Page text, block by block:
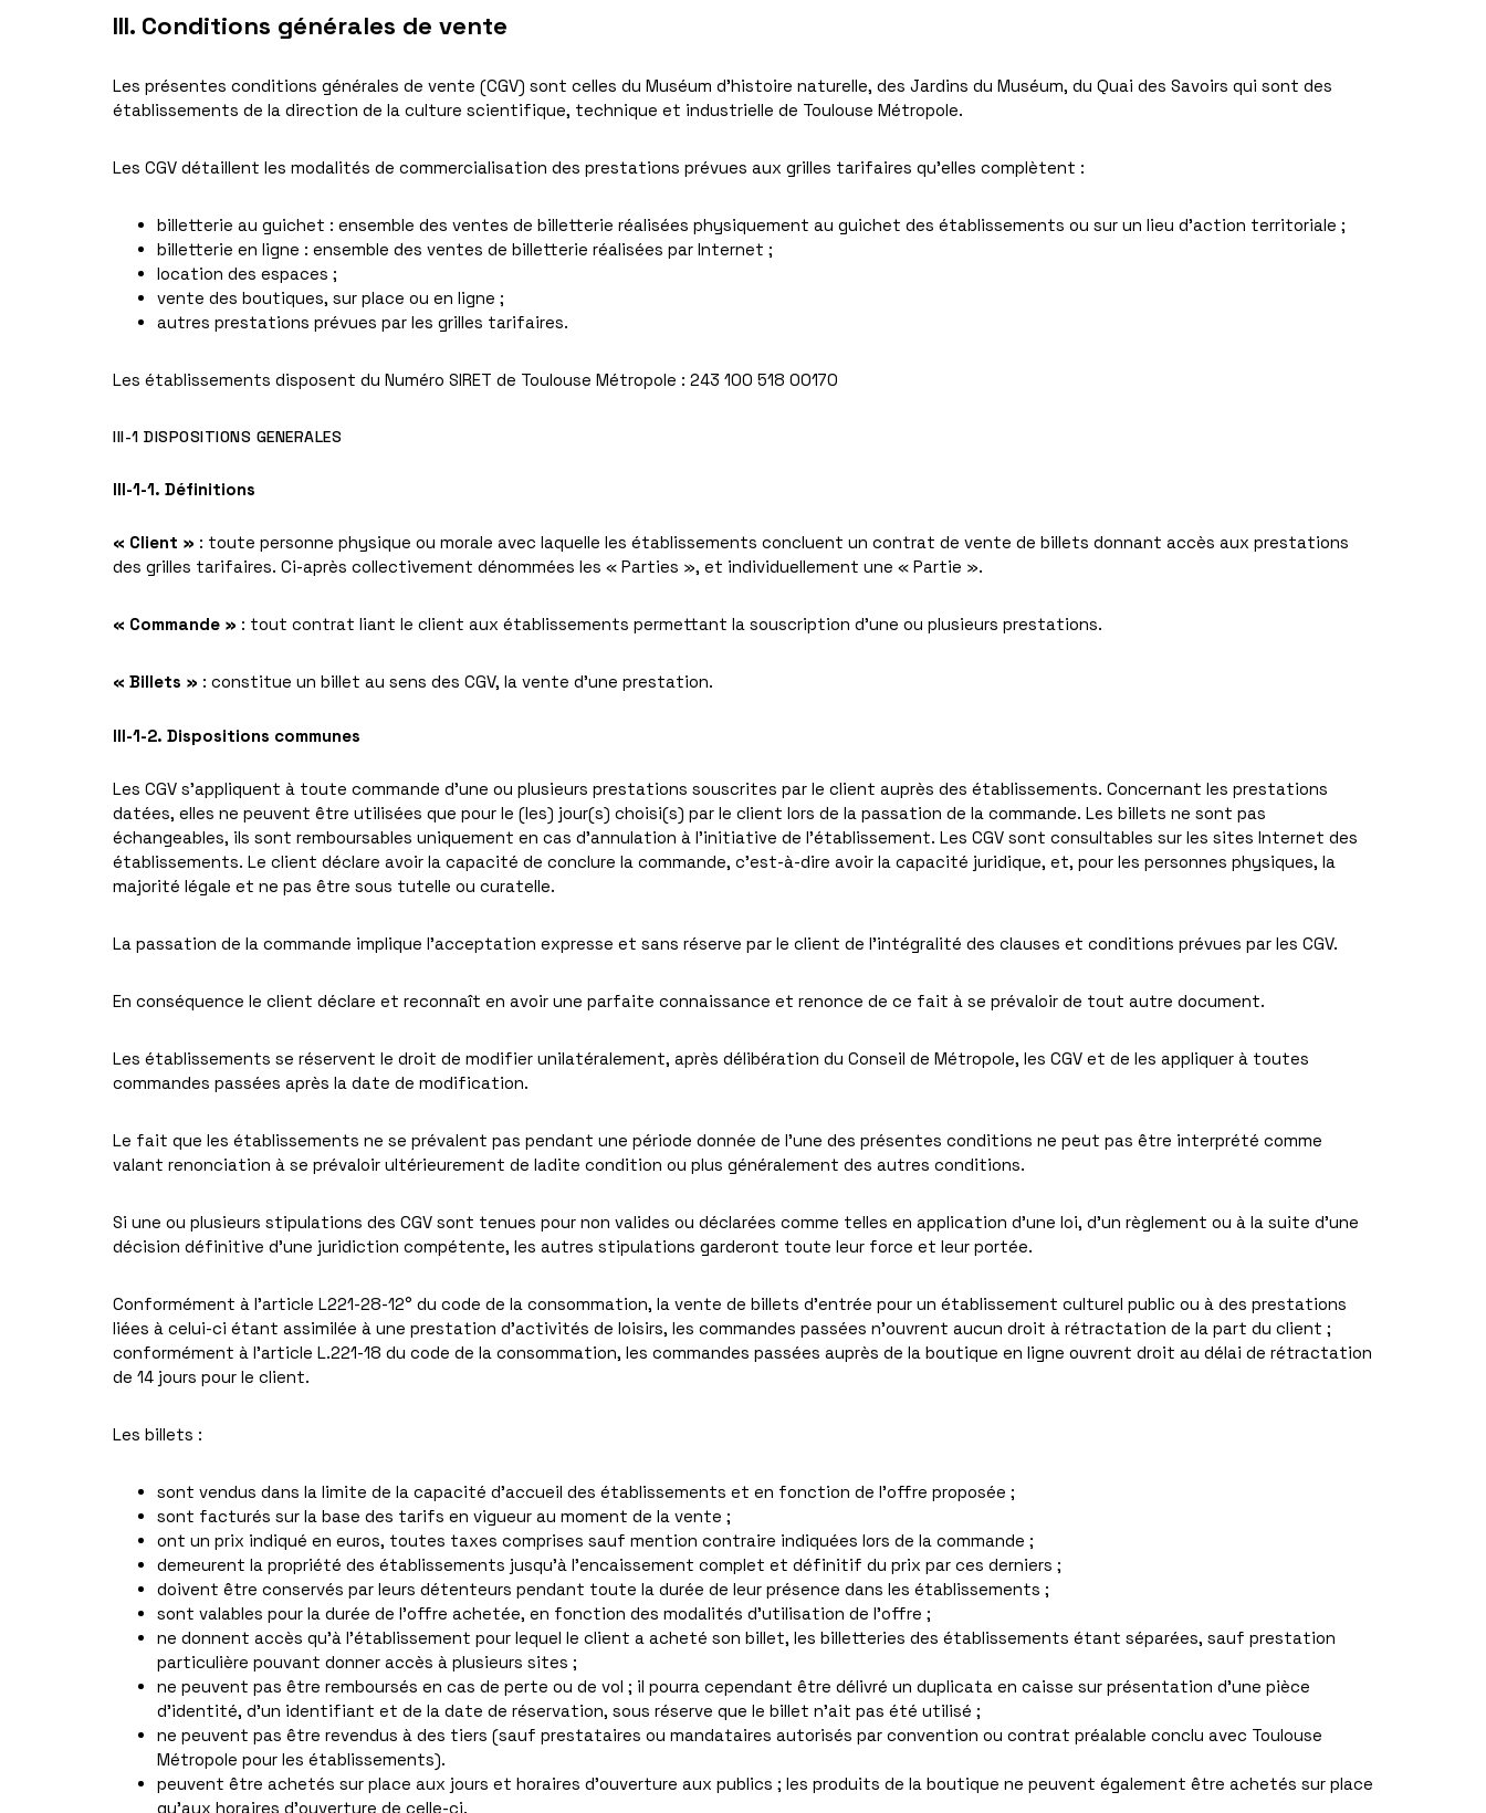
III. Conditions générales de vente
Les présentes conditions générales de vente (CGV) sont celles du Muséum d’histoire naturelle, des Jardins du Muséum, du Quai des Savoirs qui sont des
établissements de la direction de la culture scientifique, technique et industrielle de Toulouse Métropole.
Les CGV détaillent les modalités de commercialisation des prestations prévues aux grilles tarifaires qu’elles complètent :
billetterie au guichet : ensemble des ventes de billetterie réalisées physiquement au guichet des établissements ou sur un lieu d’action territoriale ;
billetterie en ligne : ensemble des ventes de billetterie réalisées par Internet ;
location des espaces ;
vente des boutiques, sur place ou en ligne ;
autres prestations prévues par les grilles tarifaires.
Les établissements disposent du Numéro SIRET de Toulouse Métropole : 243 100 518 00170
III-1 DISPOSITIONS GENERALES
III-1-1. Définitions
« Client » : toute personne physique ou morale avec laquelle les établissements concluent un contrat de vente de billets donnant accès aux prestations
des grilles tarifaires. Ci-après collectivement dénommées les « Parties », et individuellement une « Partie ».
« Commande » : tout contrat liant le client aux établissements permettant la souscription d’une ou plusieurs prestations.
« Billets » : constitue un billet au sens des CGV, la vente d’une prestation.
III-1-2. Dispositions communes
Les CGV s’appliquent à toute commande d’une ou plusieurs prestations souscrites par le client auprès des établissements. Concernant les prestations
datées, elles ne peuvent être utilisées que pour le (les) jour(s) choisi(s) par le client lors de la passation de la commande. Les billets ne sont pas
échangeables, ils sont remboursables uniquement en cas d’annulation à l’initiative de l’établissement. Les CGV sont consultables sur les sites Internet des
établissements. Le client déclare avoir la capacité de conclure la commande, c’est-à-dire avoir la capacité juridique, et, pour les personnes physiques, la
majorité légale et ne pas être sous tutelle ou curatelle.
La passation de la commande implique l’acceptation expresse et sans réserve par le client de l’intégralité des clauses et conditions prévues par les CGV.
En conséquence le client déclare et reconnaît en avoir une parfaite connaissance et renonce de ce fait à se prévaloir de tout autre document.
Les établissements se réservent le droit de modifier unilatéralement, après délibération du Conseil de Métropole, les CGV et de les appliquer à toutes
commandes passées après la date de modification.
Le fait que les établissements ne se prévalent pas pendant une période donnée de l’une des présentes conditions ne peut pas être interprété comme
valant renonciation à se prévaloir ultérieurement de ladite condition ou plus généralement des autres conditions.
Si une ou plusieurs stipulations des CGV sont tenues pour non valides ou déclarées comme telles en application d’une loi, d’un règlement ou à la suite d’une
décision définitive d’une juridiction compétente, les autres stipulations garderont toute leur force et leur portée.
Conformément à l’article L221-28-12° du code de la consommation, la vente de billets d’entrée pour un établissement culturel public ou à des prestations
liées à celui-ci étant assimilée à une prestation d’activités de loisirs, les commandes passées n’ouvrent aucun droit à rétractation de la part du client ;
conformément à l’article L.221-18 du code de la consommation, les commandes passées auprès de la boutique en ligne ouvrent droit au délai de rétractation
de 14 jours pour le client.
Les billets :
sont vendus dans la limite de la capacité d’accueil des établissements et en fonction de l’offre proposée ;
sont facturés sur la base des tarifs en vigueur au moment de la vente ;
ont un prix indiqué en euros, toutes taxes comprises sauf mention contraire indiquées lors de la commande ;
demeurent la propriété des établissements jusqu’à l’encaissement complet et définitif du prix par ces derniers ;
doivent être conservés par leurs détenteurs pendant toute la durée de leur présence dans les établissements ;
sont valables pour la durée de l’offre achetée, en fonction des modalités d’utilisation de l’offre ;
ne donnent accès qu’à l’établissement pour lequel le client a acheté son billet, les billetteries des établissements étant séparées, sauf prestation
particulière pouvant donner accès à plusieurs sites ;
ne peuvent pas être remboursés en cas de perte ou de vol ; il pourra cependant être délivré un duplicata en caisse sur présentation d’une pièce
d’identité, d’un identifiant et de la date de réservation, sous réserve que le billet n’ait pas été utilisé ;
ne peuvent pas être revendus à des tiers (sauf prestataires ou mandataires autorisés par convention ou contrat préalable conclu avec Toulouse
Métropole pour les établissements).
peuvent être achetés sur place aux jours et horaires d’ouverture aux publics ; les produits de la boutique ne peuvent également être achetés sur place
qu’aux horaires d’ouverture de celle-ci.